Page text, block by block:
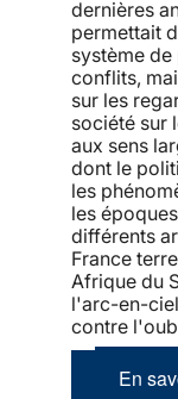
dernières
permettait
système
conflits,
sur les
société sur
aux sens
dont le
les
les
différents
France
Afrique du
l'arc-en-
contre
En